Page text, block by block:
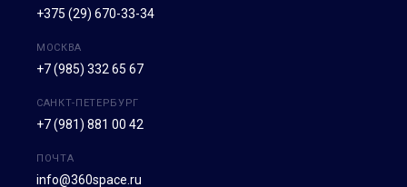
+375 (29) 670-33-34
МОСКВА
+7 (985) 332 65 67
САНКТ-ПЕТЕРБУРГ
+7 (981) 881 00 42
ПОЧТА
info@360space.ru